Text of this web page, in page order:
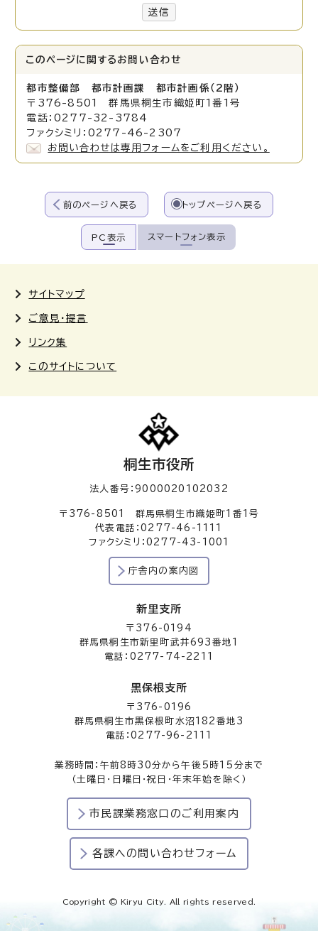
送信
このページに関する お問い合わせ
都市整備部 都市計画課 都市計画係（2階）
〒376-8501 群馬県桐生市織姫町1番1号
電話：0277-32-3784
ファクシミリ：0277-46-2307
お問い合わせは専用フォームをご利用ください。
前のページへ戻る トップページへ戻る
PC表示 スマートフォン表示
サイトマップ
ご意見・提言
リンク集
このサイトについて
桐生市役所
法人番号：9000020102032
〒376-8501 群馬県桐生市織姫町1番1号
代表電話：0277-46-1111
ファクシミリ：0277-43-1001
庁舎内の案内図
新里支所
〒376-0194
群馬県桐生市新里町武井693番地1
電話：0277-74-2211
黒保根支所
〒376-0196
群馬県桐生市黒保根町水沼182番地3
電話：0277-96-2111
業務時間：午前8時30分から午後5時15分まで
（土曜日・日曜日・祝日・年末年始を除く）
市民課業務窓口のご利用案内
各課への問い合わせフォーム
Copyright © Kiryu City. All rights reserved.